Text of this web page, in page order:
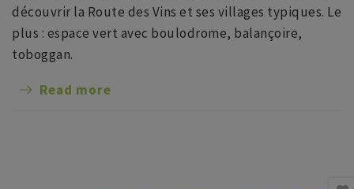
découvrir la Route des Vins et ses villages typiques. Le
plus : espace vert avec boulodrome, balançoire,
toboggan.
Read more